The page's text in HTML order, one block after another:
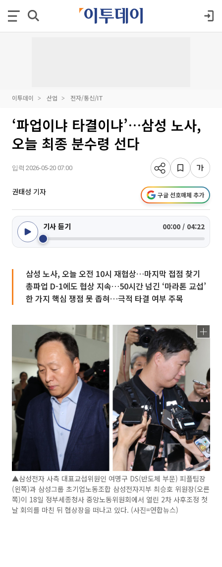
이투데이 산업 전자/통신/IT
‘파업이냐 타결이냐’…삼성 노사,
오늘 최종 분수령 선다
입력 2026-05-20 07:00
권태성 기자 구글 선호매체 추가
기사 듣기 00:00 / 04:22
삼성 노사, 오늘 오전 10시 재협상…마지막 접점 찾기
총파업 D-1에도 협상 지속…50시간 넘긴 ‘마라톤 교섭’
한 가지 핵심 쟁점 못 좁혀…극적 타결 여부 주목
▲삼성전자 사측 대표교섭위원인 여명구 DS(반도체 부문) 피플팀장
(왼쪽)과 삼성그룹 초기업노동조합 삼성전자지부 최승호 위원장(오른
쪽)이 18일 정부세종청사 중앙노동위원회에서 열린 2차 사후조정 첫
날 회의를 마친 뒤 협상장을 떠나고 있다. (사진=연합뉴스)